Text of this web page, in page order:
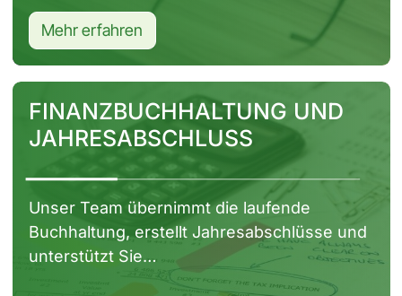
Mehr erfahren
FINANZBUCHHALTUNG UND
JAHRESABSCHLUSS
Unser Team übernimmt die laufende
Buchhaltung, erstellt Jahresabschlüsse und
unterstützt Sie…